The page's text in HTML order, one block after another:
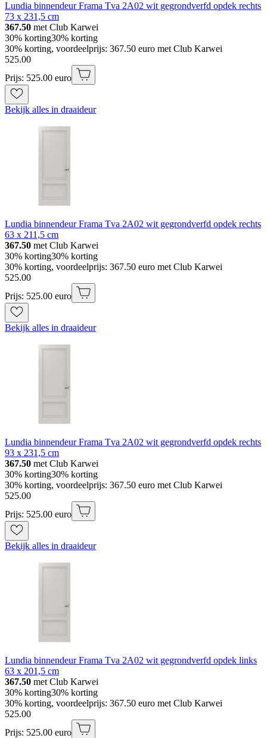
Lundia binnendeur Frama Tva 2A02 wit gegrondverfd opdek rechts
73 x 231,5 cm
367.50 met Club Karwei
30% korting30% korting
30% korting, voordeelprijs: 367.50 euro met Club Karwei
525.00
Prijs: 525.00 euro
Bekijk alles in draaideur
Lundia binnendeur Frama Tva 2A02 wit gegrondverfd opdek rechts
63 x 211,5 cm
367.50 met Club Karwei
30% korting30% korting
30% korting, voordeelprijs: 367.50 euro met Club Karwei
525.00
Prijs: 525.00 euro
Bekijk alles in draaideur
Lundia binnendeur Frama Tva 2A02 wit gegrondverfd opdek rechts
93 x 231,5 cm
367.50 met Club Karwei
30% korting30% korting
30% korting, voordeelprijs: 367.50 euro met Club Karwei
525.00
Prijs: 525.00 euro
Bekijk alles in draaideur
Lundia binnendeur Frama Tva 2A02 wit gegrondverfd opdek links
63 x 201,5 cm
367.50 met Club Karwei
30% korting30% korting
30% korting, voordeelprijs: 367.50 euro met Club Karwei
525.00
Prijs: 525.00 euro